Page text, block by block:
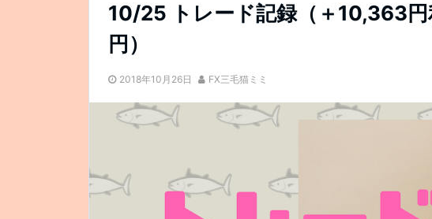
10/25 トレード記録（＋10,363
円）
2018年10月26日 FX三毛猫ミミ